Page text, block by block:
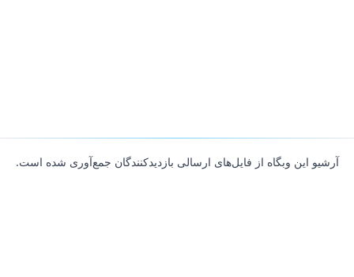
آرشیو این وبگاه از فایل‌های ارسالی بازدیدکنندگان جمع‌آوری شده است.